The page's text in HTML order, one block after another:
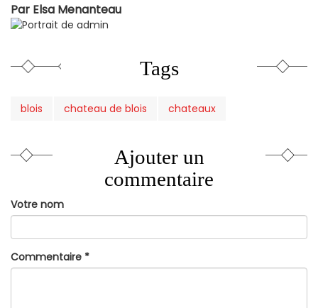
Par Elsa Menanteau
Tags
blois chateau de blois chateaux
Ajouter un
commentaire
Votre nom
Commentaire *